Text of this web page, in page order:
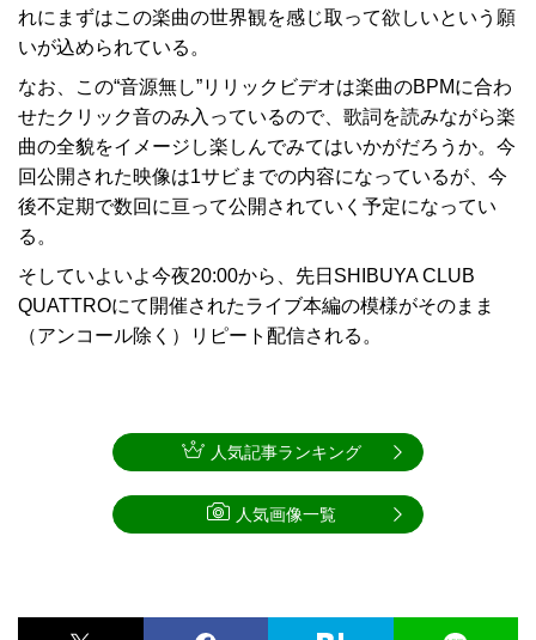
れにまずはこの楽曲の世界観を感じ取って欲しいという願
いが込められている。
なお、この“音源無し”リリックビデオは楽曲のBPMに合わ
せたクリック音のみ入っているので、歌詞を読みながら楽
曲の全貌をイメージし楽しんでみてはいかがだろうか。今
回公開された映像は1サビまでの内容になっているが、今
後不定期で数回に亘って公開されていく予定になってい
る。
そしていよいよ今夜20:00から、先日SHIBUYA CLUB
QUATTROにて開催されたライブ本編の模様がそのまま
（アンコール除く）リピート配信される。
人気記事ランキング
人気画像一覧